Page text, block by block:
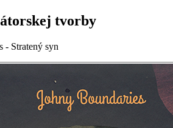
tvorby
- Stratený syn